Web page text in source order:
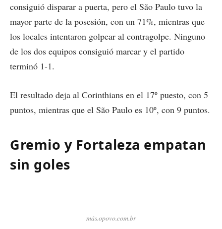
consiguió disparar a puerta, pero el São Paulo tuvo la
mayor parte de la posesión, con un 71%, mientras que
los locales intentaron golpear al contragolpe. Ninguno
de los dos equipos consiguió marcar y el partido
terminó 1-1.
El resultado deja al Corinthians en el 17º puesto, con 5
puntos, mientras que el São Paulo es 10º, con 9 puntos.
Gremio y Fortaleza empatan
sin goles
más.opovo.com.br